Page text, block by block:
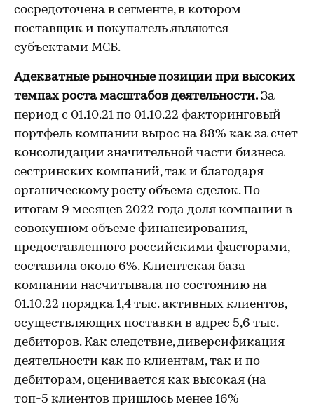
сосредоточена в сегменте, в котором
поставщик и покупатель являются
субъектами МСБ.
Адекватные рыночные позиции при высоких
темпах роста масштабов деятельности. За
период с 01.10.21 по 01.10.22 факторинговый
портфель компании вырос на 88% как за счет
консолидации значительной части бизнеса
сестринских компаний, так и благодаря
органическому росту объема сделок. По
итогам 9 месяцев 2022 года доля компании в
совокупном объеме финансирования,
предоставленного российскими факторами,
составила около 6%. Клиентская база
компании насчитывала по состоянию на
01.10.22 порядка 1,4 тыс. активных клиентов,
осуществляющих поставки в адрес 5,6 тыс.
дебиторов. Как следствие, диверсификация
деятельности как по клиентам, так и по
дебиторам, оценивается как высокая (на
топ-5 клиентов пришлось менее 16%